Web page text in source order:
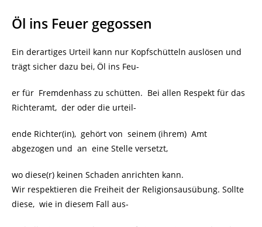
Öl ins Feuer gegossen
Ein derartiges Urteil kann nur Kopfschütteln auslösen und
trägt sicher dazu bei, Öl ins Feu-
er für Fremdenhass zu schütten. Bei allen Respekt für das
Richteramt, der oder die urteil-
ende Richter(in), gehört von seinem (ihrem) Amt
abgezogen und an eine Stelle versetzt,
wo diese(r) keinen Schaden anrichten kann.
Wir respektieren die Freiheit der Religionsausübung. Sollte
diese, wie in diesem Fall aus-